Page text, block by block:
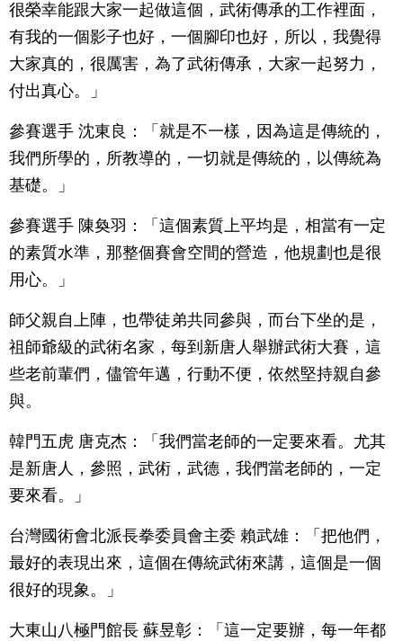
很榮幸能跟大家一起做這個，武術傳承的工作裡面，
有我的一個影子也好，一個腳印也好，所以，我覺得
大家真的，很厲害，為了武術傳承，大家一起努力，
付出真心。」
參賽選手 沈東良：「就是不一樣，因為這是傳統的，
我們所學的，所教導的，一切就是傳統的，以傳統為
基礎。」
參賽選手 陳奐羽：「這個素質上平均是，相當有一定
的素質水準，那整個賽會空間的營造，他規劃也是很
用心。」
師父親自上陣，也帶徒弟共同參與，而台下坐的是，
祖師爺級的武術名家，每到新唐人舉辦武術大賽，這
些老前輩們，儘管年邁，行動不便，依然堅持親自參
與。
韓門五虎 唐克杰：「我們當老師的一定要來看。尤其
是新唐人，參照，武術，武德，我們當老師的，一定
要來看。」
台灣國術會北派長拳委員會主委 賴武雄：「把他們，
最好的表現出來，這個在傳統武術來講，這個是一個
很好的現象。」
大東山八極門館長 蘇昱彰：「這一定要辦，每一年都